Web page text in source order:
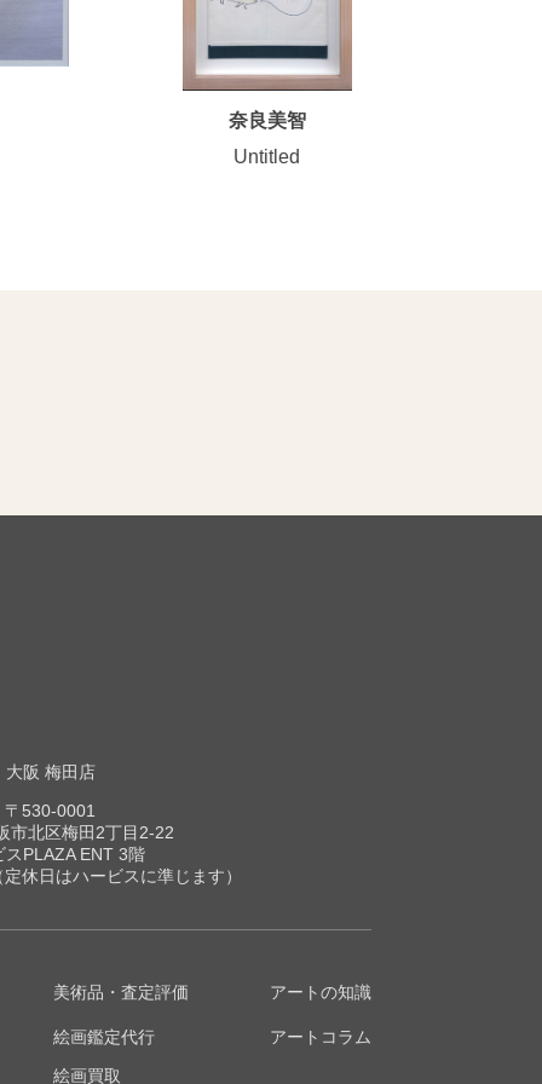
奈良美智
Untitled
大阪 梅田店
〒530-0001
市北区梅田2丁目2-22
スPLAZA ENT 3階
休日はハービスに準じます）
美術品・査定評価
絵画鑑定代行
絵画買取
アートの知識
アートコラム